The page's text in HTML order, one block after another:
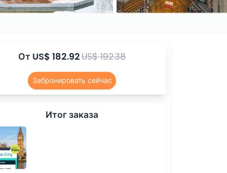
От US$ 182.92US$ 192.38
Забронировать сейчас
Итог заказа